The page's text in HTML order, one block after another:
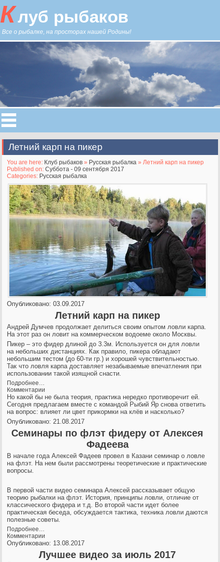
Клуб рыбаков
Все о рыбалке, на просторах нашей Родины!
Летний карп на пикер
You are here: Клуб рыбаков » Русская рыбалка » Летний карп на пикер
Published on:Суббота - 09 сентября 2017
Categories: Русская рыбалка
Опубликовано: 03.09.2017
Летний карп на пикер
Андрей Думчев продолжает делиться своим опытом ловли карпа.
На этот раз он ловит на коммерческом водоеме около Москвы.
Пикер – это фидер длиной до 3.3м. Используется он для ловли
на небольших дистанциях. Как правило, пикера обладают
небольшим тестом (до 60-ти гр.) и хорошей чувствительностью.
Так что ловля карпа доставляет незабываемые впечатления при
использовании такой изящной снасти.
Подробнее…
Комментарии
Но какой бы не была теория, практика нередко противоречит ей.
Сегодня предлагаем вместе с командой Рыбий Яр снова ответить
на вопрос: влияет ли цвет прикормки на клёв и насколько?
Опубликовано: 21.08.2017
Семинары по флэт фидеру от Алексея
Фадеева
В начале года Алексей Фадеев провел в Казани семинар о ловле
на флэт. На нем были рассмотрены теоретические и практические
вопросы.
В первой части видео семинара Алексей рассказывает общую
теорию рыбалки на флэт. История, принципы ловли, отличие от
классического фидера и т.д. Во второй части идет более
практическая беседа, обсуждается тактика, техника ловли даются
полезные советы.
Подробнее…
Комментарии
Опубликовано: 13.08.2017
Лучшее видео за июль 2017